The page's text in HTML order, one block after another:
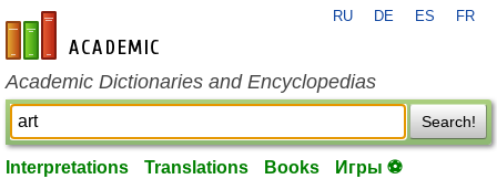
en-academic.com
RU DE ES FR
Academic Dictionaries and Encyclopedias
Search!
Interpretations Translations Books Игры ⚽